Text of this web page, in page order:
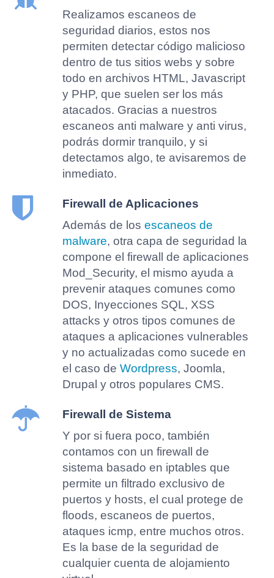
Realizamos escaneos de
seguridad diarios, estos nos
permiten detectar código malicioso
dentro de tus sitios webs y sobre
todo en archivos HTML, Javascript
y PHP, que suelen ser los más
atacados. Gracias a nuestros
escaneos anti malware y anti virus,
podrás dormir tranquilo, y si
detectamos algo, te avisaremos de
inmediato.
Firewall de Aplicaciones
Además de los escaneos de
malware, otra capa de seguridad la
compone el firewall de aplicaciones
Mod_Security, el mismo ayuda a
prevenir ataques comunes como
DOS, Inyecciones SQL, XSS
attacks y otros tipos comunes de
ataques a aplicaciones vulnerables
y no actualizadas como sucede en
el caso de Wordpress, Joomla,
Drupal y otros populares CMS.
Firewall de Sistema
Y por si fuera poco, también
contamos con un firewall de
sistema basado en iptables que
permite un filtrado exclusivo de
puertos y hosts, el cual protege de
floods, escaneos de puertos,
ataques icmp, entre muchos otros.
Es la base de la seguridad de
cualquier cuenta de alojamiento